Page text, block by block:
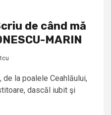
de când mă
MARIN
la poalele Ceahlăului,
dascăl iubit şi